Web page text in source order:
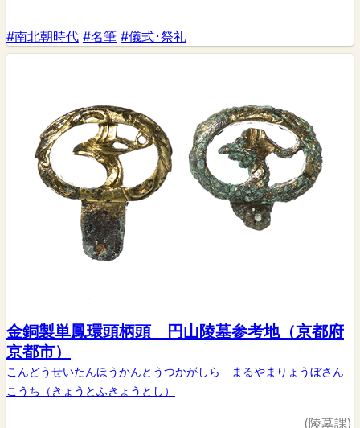
#南北朝時代 #名筆 #儀式･祭礼
金銅製単鳳環頭柄頭 円山陵墓参考地（京都府
京都市）
こんどうせいたんほうかんとうつかがしら まるやまりょうぼさん
こうち（きょうとふきょうとし）
(陵墓課)